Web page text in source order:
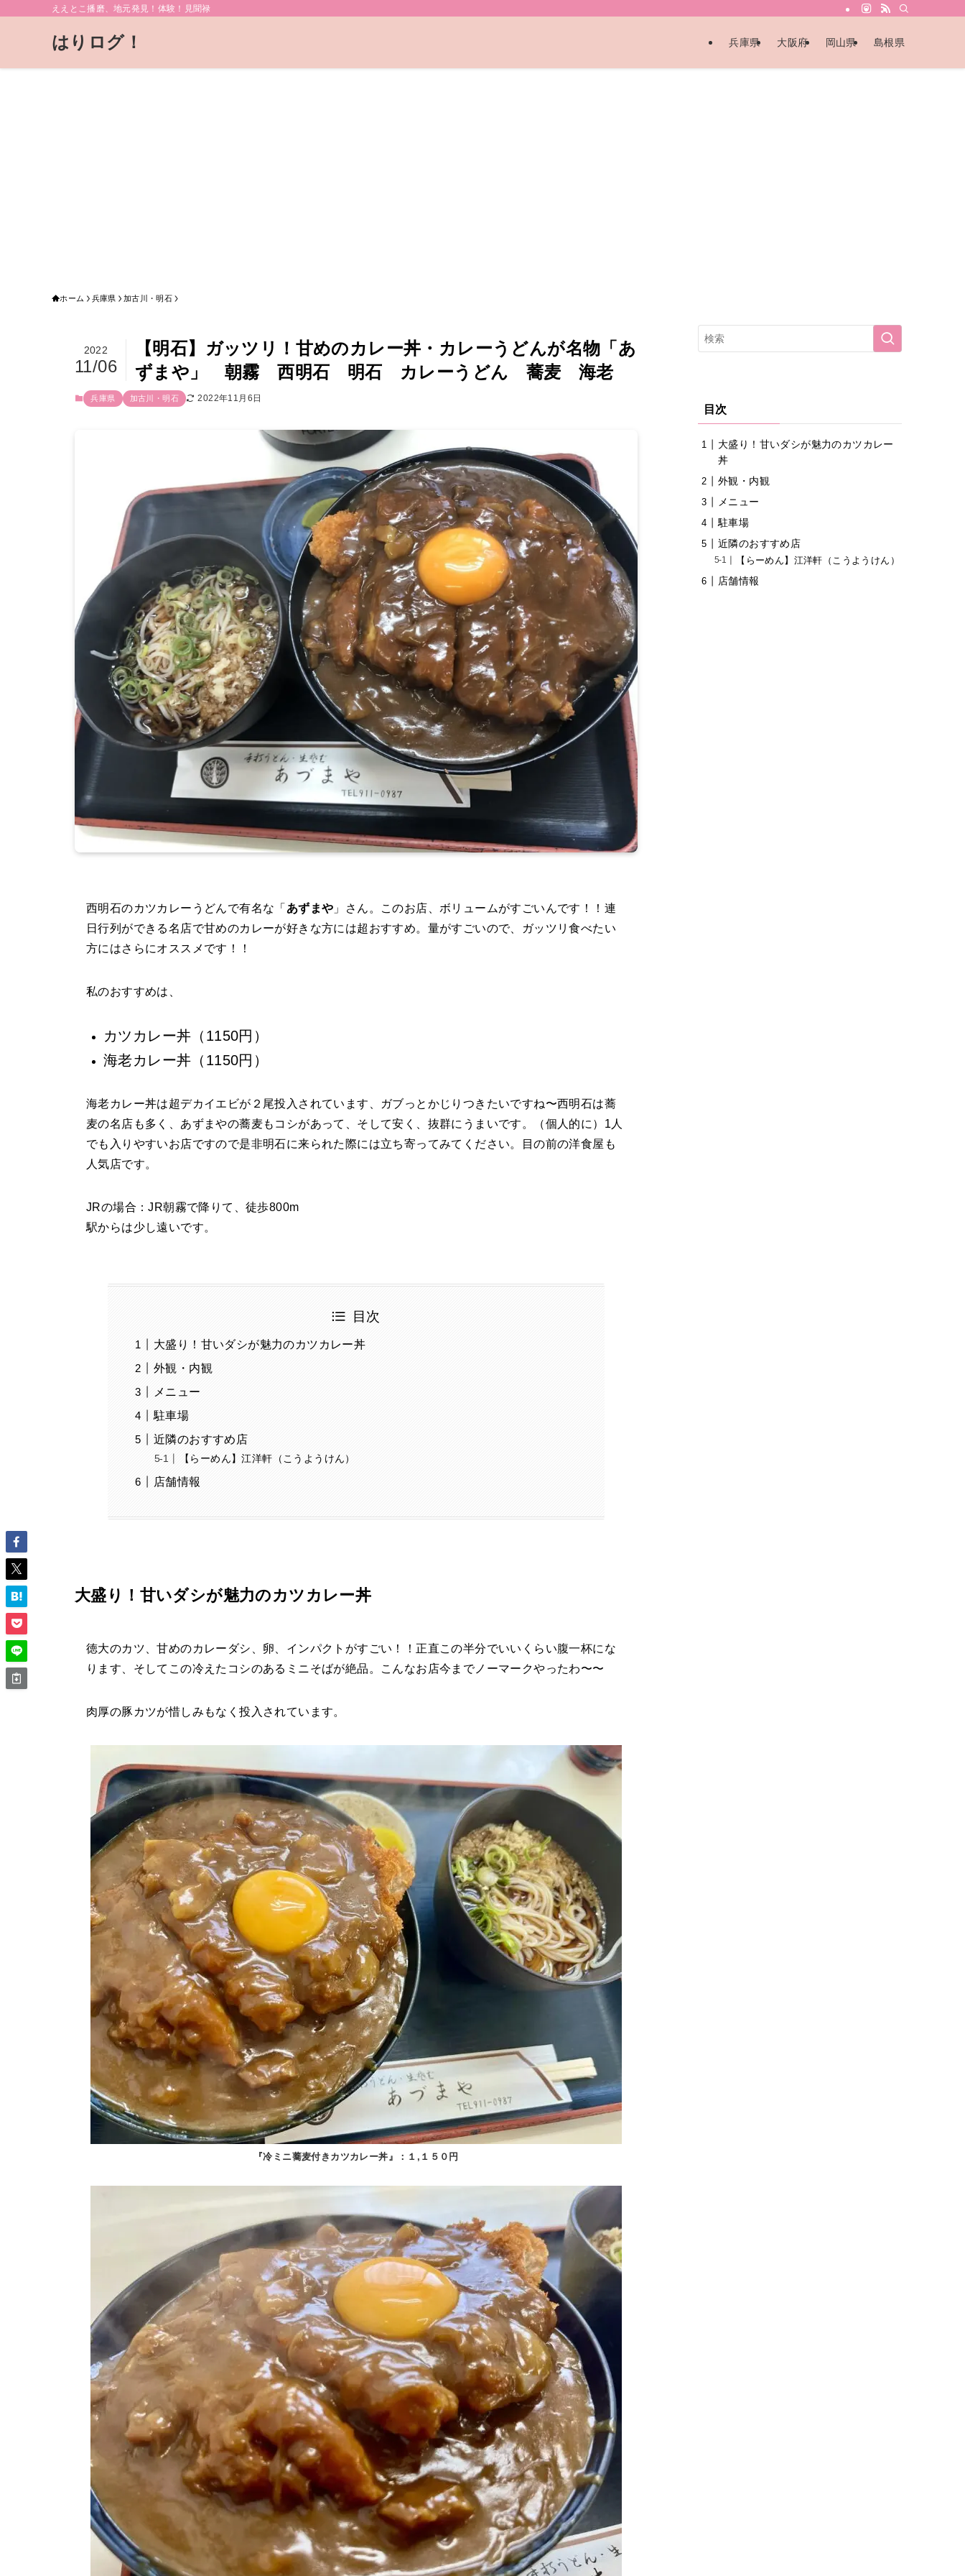
ええとこ播磨、地元発見！体験！見聞禄
はりログ！ 兵庫県 大阪府 岡山県 島根県
ホーム 兵庫県 加古川・明石
【明石】ガッツリ！甘めのカレー丼・カレーうどんが名物「あ
ずまや」 朝霧 西明石 明石 カレーうどん 蕎麦 海老
2022
11/06
兵庫県 加古川・明石 2022年11月6日
西明石のカツカレーうどんで有名な「 あずまや 」さん。このお店、ボリュームがすごいんです！！連
日行列ができる名店で甘めのカレーが好きな方には超おすすめ。量がすごいので、ガッツリ食べたい
方にはさらにオススメです！！
私のおすすめは、
カツカレー丼（1150円）
海老カレー丼（1150円）
海老カレー丼は超デカイエビが２尾投入されています、ガブっとかじりつきたいですね〜西明石は蕎
麦の名店も多く、あずまやの蕎麦もコシがあって、そして安く、抜群にうまいです。（個人的に）1人
でも入りやすいお店ですので是非明石に来られた際には立ち寄ってみてください。目の前の洋食屋も
人気店です。
JRの場合：JR朝霧で降りて、徒歩800m
駅からは少し遠いです。
目次
大盛り！甘いダシが魅力のカツカレー丼
外観・内観
メニュー
駐車場
近隣のおすすめ店
【らーめん】江洋軒（こうようけん）
店舗情報
大盛り！甘いダシが魅力のカツカレー丼
徳大のカツ、甘めのカレーダシ、卵、インパクトがすごい！！正直この半分でいいくらい腹一杯にな
ります、そしてこの冷えたコシのあるミニそばが絶品。こんなお店今までノーマークやったわ〜〜
肉厚の豚カツが惜しみもなく投入されています。
『冷ミニ蕎麦付きカツカレー丼』：１,１５０円
目次
大盛り！甘いダシが魅力のカツカレー
丼
外観・内観
メニュー
駐車場
近隣のおすすめ店
【らーめん】江洋軒（こうようけん）
店舗情報